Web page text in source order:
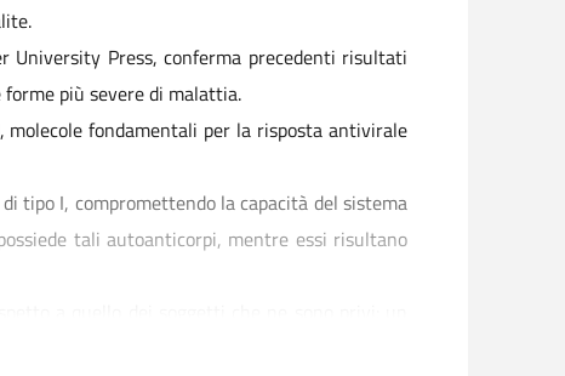
University Press, conferma precedenti risultati
più severe di malattia.
, molecole fondamentali per la risposta antivirale
tipo I, compromettendo la capacità del sistema
tali autoanticorpi, mentre essi risultano